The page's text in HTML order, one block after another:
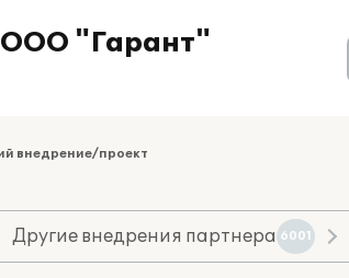
ООО "Гарант"
внедрение/проект
Другие внедрения партнера 6001